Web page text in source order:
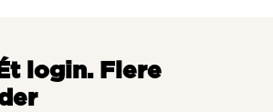
login. Flere